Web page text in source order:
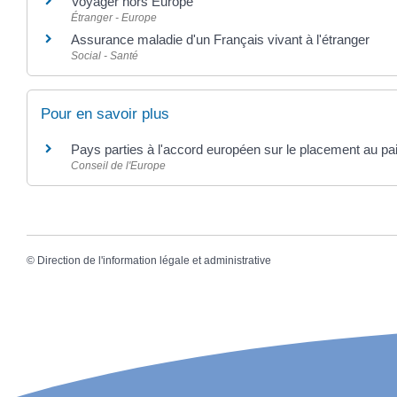
Étranger - Europe
Assurance maladie d'un Français vivant à l'étranger
Social - Santé
Pour en savoir plus
Pays parties à l'accord européen sur le placement au
Conseil de l'Europe
© Direction de l'information légale et administrative